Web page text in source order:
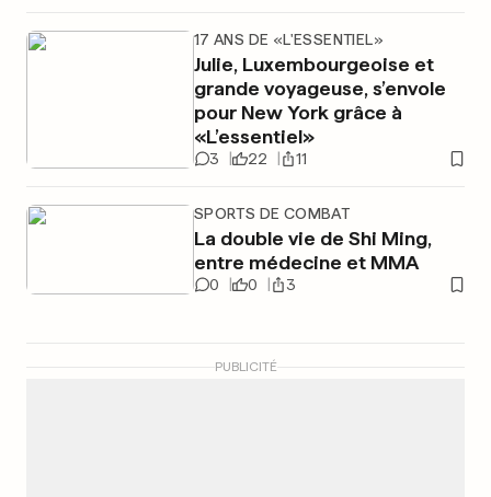
17 ANS DE «L'ESSENTIEL»
Julie, Luxembourgeoise et
grande voyageuse, s’envole
pour New York grâce à
«L’essentiel»
3 22 11
SPORTS DE COMBAT
La double vie de Shi Ming,
entre médecine et MMA
0 0 3
PUBLICITÉ